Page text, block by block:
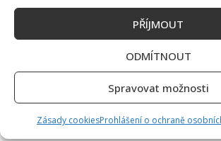
PŘÍJMOUT
ODMÍTNOUT
Spravovat možnosti
Zásady cookiesProhlášení o ochraně